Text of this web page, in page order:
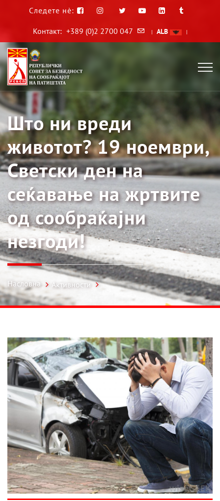
Следете нè:
Контакт: +389 (0)2 2700 047 | ALB |
Што ни вреди
животот? 19 ноември,
Светски ден на
сеќавање на жртвите
од сообраќајни
незгоди!
Насловна Активности